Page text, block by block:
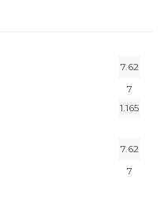
7.62
7
1.165
7.62
7